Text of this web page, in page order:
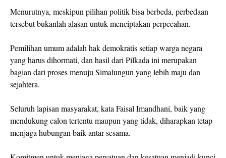
Menurutnya, meskipun pilihan politik bisa berbeda, perbedaan
tersebut bukanlah alasan untuk menciptakan perpecahan.
Pemilihan umum adalah hak demokratis setiap warga negara
yang harus dihormati, dan hasil dari Pilkada ini merupakan
bagian dari proses menuju Simalungun yang lebih maju dan
sejahtera.
Seluruh lapisan masyarakat, kata Faisal Imandhani, baik yang
mendukung calon tertentu maupun yang tidak, diharapkan tetap
menjaga hubungan baik antar sesama.